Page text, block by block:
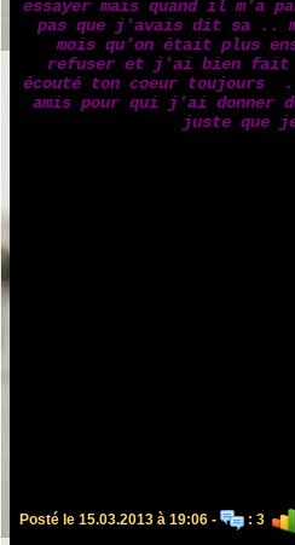
essayer mais quand il m'a
pas que j'avais dit sa ..
mois qu'on était plus
refuser et j'ai bien fait
écouté ton coeur toujours
amis pour qui j'ai donner
juste que
Posté le 15.03.2013 à 19:06 - : 3